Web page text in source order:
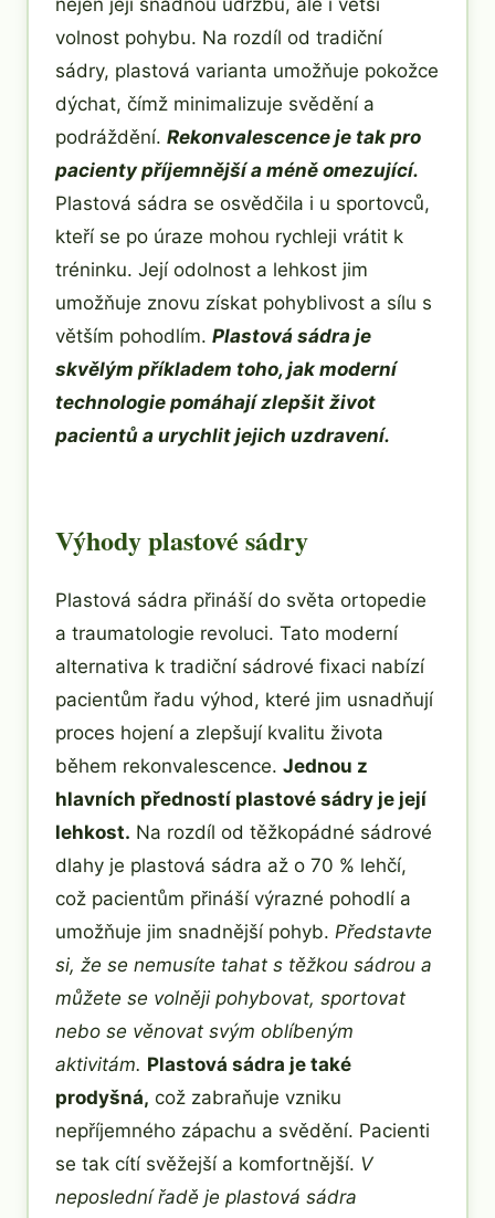
nejen její snadnou údržbu, ale i větší
volnost pohybu. Na rozdíl od tradiční
sádry, plastová varianta umožňuje pokožce
dýchat, čímž minimalizuje svědění a
podráždění. Rekonvalescence je tak pro
pacienty příjemnější a méně omezující.
Plastová sádra se osvědčila i u sportovců,
kteří se po úraze mohou rychleji vrátit k
tréninku. Její odolnost a lehkost jim
umožňuje znovu získat pohyblivost a sílu s
větším pohodlím. Plastová sádra je
skvělým příkladem toho, jak moderní
technologie pomáhají zlepšit život
pacientů a urychlit jejich uzdravení.
Výhody plastové sádry
Plastová sádra přináší do světa ortopedie
a traumatologie revoluci. Tato moderní
alternativa k tradiční sádrové fixaci nabízí
pacientům řadu výhod, které jim usnadňují
proces hojení a zlepšují kvalitu života
během rekonvalescence. Jednou z
hlavních předností plastové sádry je její
lehkost. Na rozdíl od těžkopádné sádrové
dlahy je plastová sádra až o 70 % lehčí,
což pacientům přináší výrazné pohodlí a
umožňuje jim snadnější pohyb. Představte
si, že se nemusíte tahat s těžkou sádrou a
můžete se volněji pohybovat, sportovat
nebo se věnovat svým oblíbeným
aktivitám. Plastová sádra je také
prodyšná, což zabraňuje vzniku
nepříjemného zápachu a svědění. Pacienti
se tak cítí svěžejší a komfortnější. V
neposlední řadě je plastová sádra